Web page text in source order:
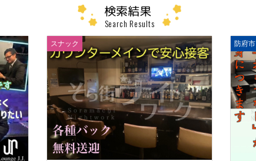
検索結果
Search Results
スナック 防府市